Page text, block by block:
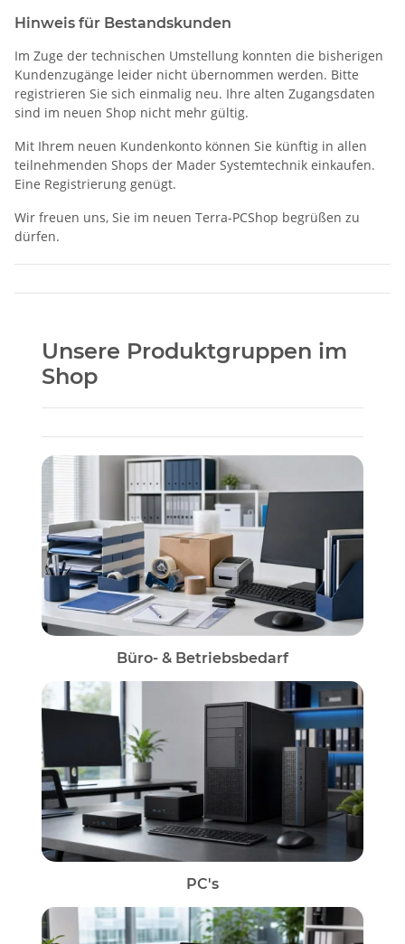
Hinweis für Bestandskunden
Im Zuge der technischen Umstellung konnten die bisherigen
Kundenzugänge leider nicht übernommen werden. Bitte
registrieren Sie sich einmalig neu. Ihre alten Zugangsdaten
sind im neuen Shop nicht mehr gültig.
Mit Ihrem neuen Kundenkonto können Sie künftig in allen
teilnehmenden Shops der Mader Systemtechnik einkaufen.
Eine Registrierung genügt.
Wir freuen uns, Sie im neuen Terra-PCShop begrüßen zu
dürfen.
Unsere Produktgruppen im
Shop
Büro- & Betriebsbedarf
PC's